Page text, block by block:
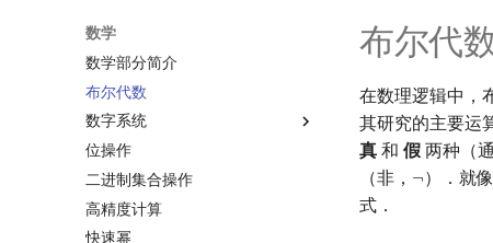
数学
数学部分简介
布尔代数
数字系统
数字系统简介
进位制
平衡三进制
格雷码
位操作
二进制集合操作
高精度计算
快速幂
布尔代
在数理逻辑中，
其研究的主要运
真 和 假 两种（
（非， ¬
¬ ）．就
式．